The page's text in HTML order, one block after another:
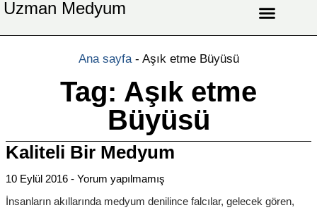
Uzman Medyum
Ana sayfa- Aşık etme Büyüsü
Tag: Aşık etme
Büyüsü
Kaliteli Bir Medyum
10 Eylül 2016
Yorum yapılmamış
İnsanların akıllarında medyum denilince falcılar, gelecek gören,